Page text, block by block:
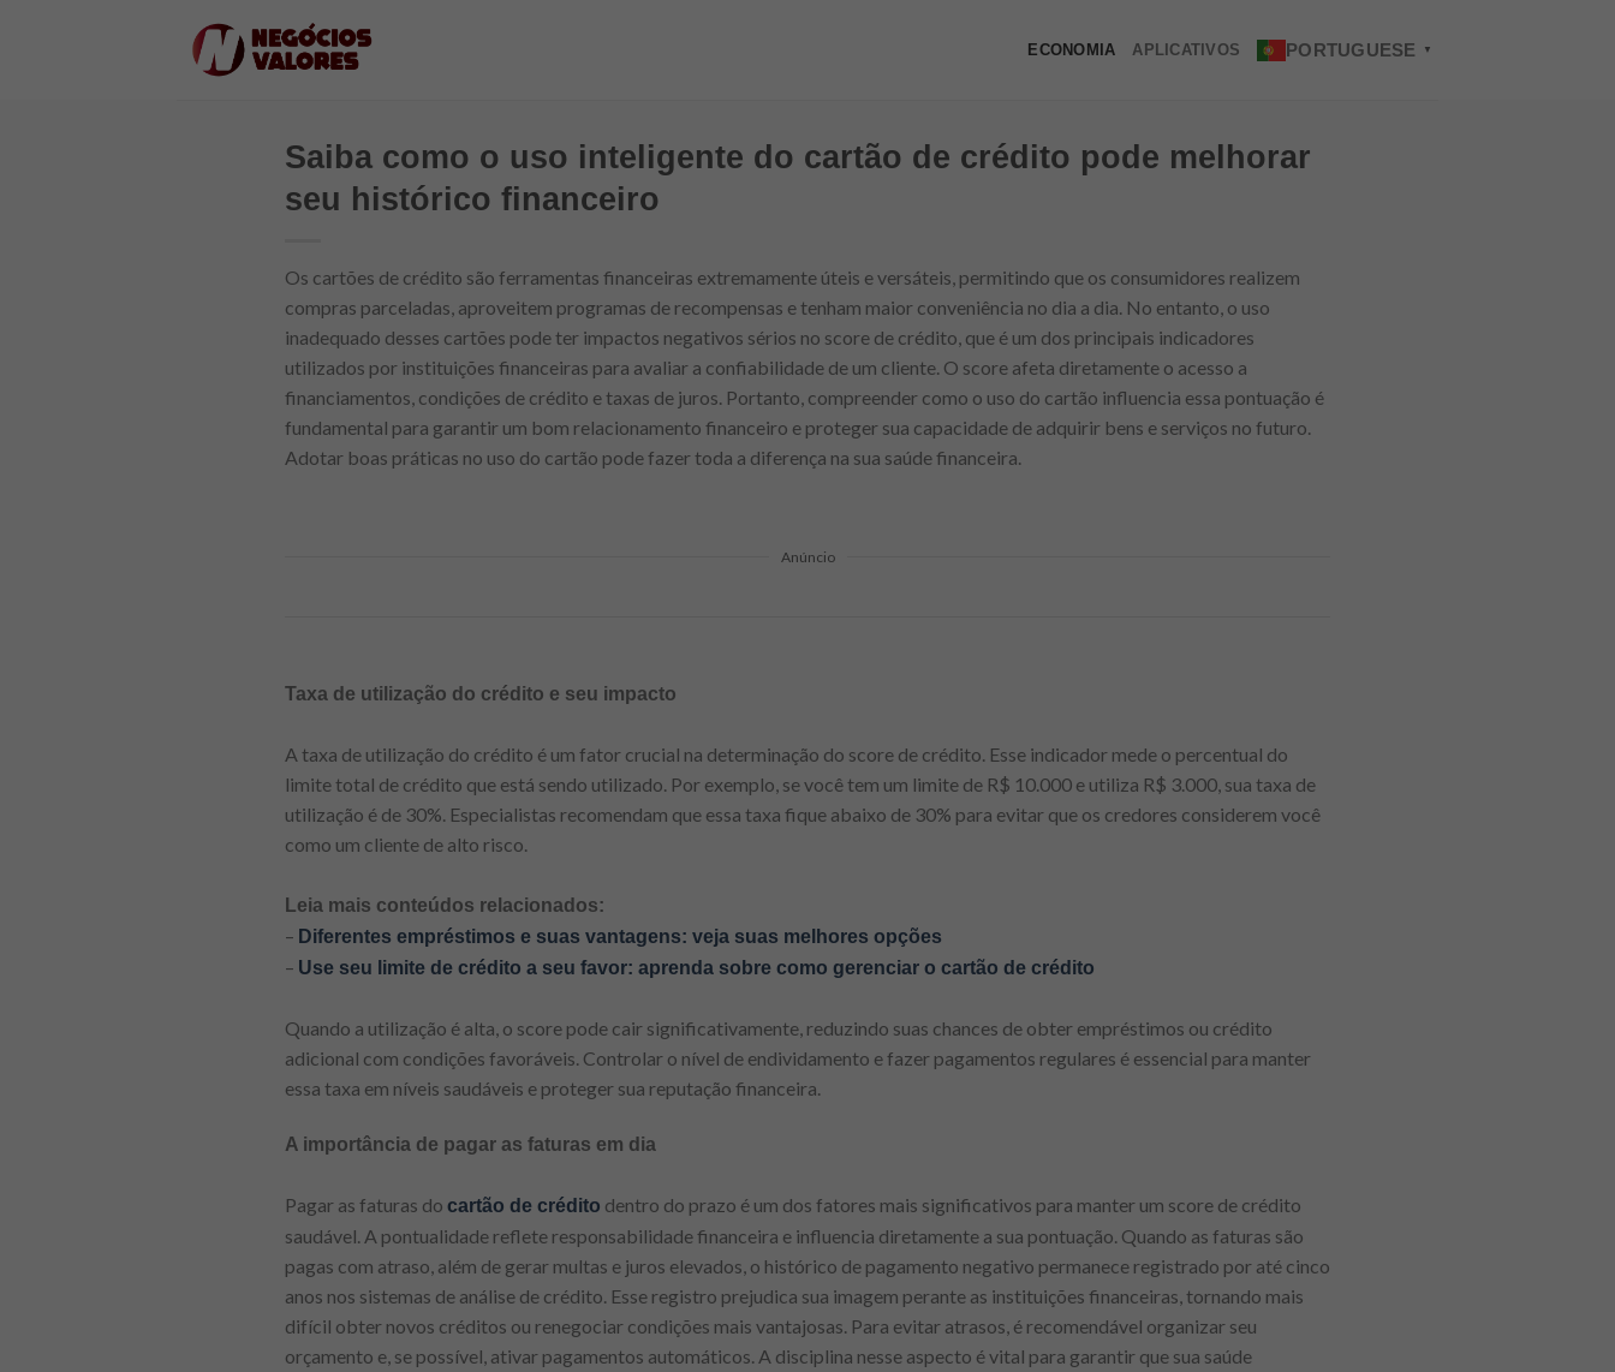
ECONOMIA APLICATIVOS PORTUGUESE ▼
Saiba como o uso inteligente do cartão de crédito pode melhorar
seu histórico financeiro
Os cartões de crédito são ferramentas financeiras extremamente úteis e versáteis, permitindo que os consumidores realizem
compras parceladas, aproveitem programas de recompensas e tenham maior conveniência no dia a dia. No entanto, o uso
inadequado desses cartões pode ter impactos negativos sérios no score de crédito, que é um dos principais indicadores
utilizados por instituições financeiras para avaliar a confiabilidade de um cliente. O score afeta diretamente o acesso a
financiamentos, condições de crédito e taxas de juros. Portanto, compreender como o uso do cartão influencia essa pontuação é
fundamental para garantir um bom relacionamento financeiro e proteger sua capacidade de adquirir bens e serviços no futuro.
Adotar boas práticas no uso do cartão pode fazer toda a diferença na sua saúde financeira.
Anúncio
Taxa de utilização do crédito e seu impacto
A taxa de utilização do crédito é um fator crucial na determinação do score de crédito. Esse indicador mede o percentual do
limite total de crédito que está sendo utilizado. Por exemplo, se você tem um limite de R$ 10.000 e utiliza R$ 3.000, sua taxa de
utilização é de 30%. Especialistas recomendam que essa taxa fique abaixo de 30% para evitar que os credores considerem você
como um cliente de alto risco.
Leia mais conteúdos relacionados:
– Diferentes empréstimos e suas vantagens: veja suas melhores opções
– Use seu limite de crédito a seu favor: aprenda sobre como gerenciar o cartão de crédito
Quando a utilização é alta, o score pode cair significativamente, reduzindo suas chances de obter empréstimos ou crédito
adicional com condições favoráveis. Controlar o nível de endividamento e fazer pagamentos regulares é essencial para manter
essa taxa em níveis saudáveis e proteger sua reputação financeira.
A importância de pagar as faturas em dia
Pagar as faturas do cartão de crédito dentro do prazo é um dos fatores mais significativos para manter um score de crédito
saudável. A pontualidade reflete responsabilidade financeira e influencia diretamente a sua pontuação. Quando as faturas são
pagas com atraso, além de gerar multas e juros elevados, o histórico de pagamento negativo permanece registrado por até cinco
anos nos sistemas de análise de crédito. Esse registro prejudica sua imagem perante as instituições financeiras, tornando mais
difícil obter novos créditos ou renegociar condições mais vantajosas. Para evitar atrasos, é recomendável organizar seu
orçamento e, se possível, ativar pagamentos automáticos. A disciplina nesse aspecto é vital para garantir que sua saúde